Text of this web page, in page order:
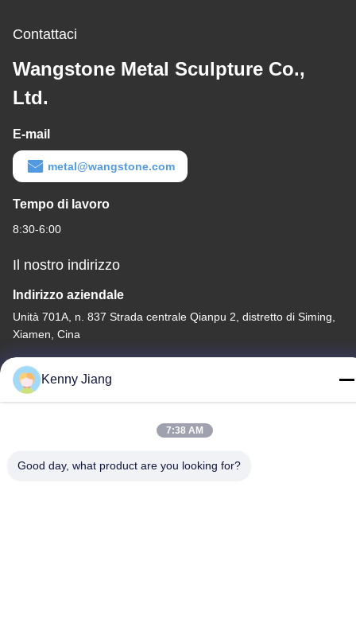
Contattaci
Wangstone Metal Sculpture Co.,
Ltd.
E-mail
metal@wangstone.com
Tempo di lavoro
8:30-6:00
Il nostro indirizzo
Indirizzo aziendale
Unità 701A, n. 837 Strada centrale Qianpu 2, distretto di Siming,
Xiamen, Cina
Indirizzo della fabbrica
No. 72, Yongjun Road, villaggio Wufeng, città di Chongwu,
Quanzhou, Fujian, Cina
Kenny Jiang
7:38 AM
Good day, what product are you looking for?